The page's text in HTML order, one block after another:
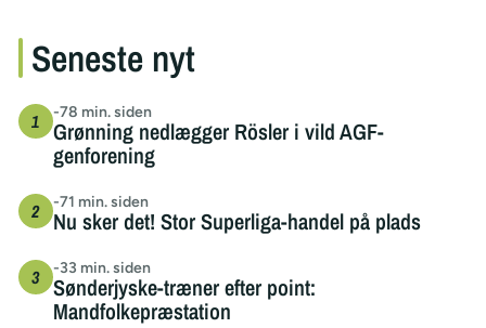
Seneste nyt
-78 min. siden
Grønning nedlægger Rösler i vild AGF-
genforening
-71 min. siden
Nu sker det! Stor Superliga-handel på plads
-33 min. siden
Sønderjyske-træner efter point:
Mandfolkepræstation